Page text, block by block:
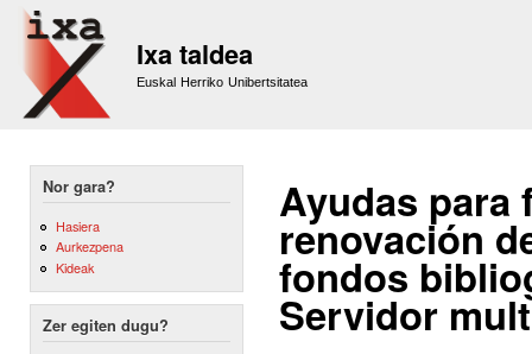
Ixa taldea
Euskal Herriko Unibertsitatea
Nor gara?
Hasiera
Aurkezpena
Kideak
Zer egiten dugu?
Ayudas para
renovación
fondos
Servidor